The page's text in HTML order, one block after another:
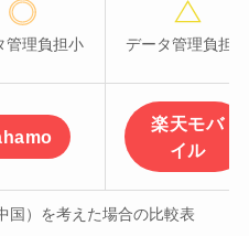
管理負担小 データ管理負担大
楽天モバ
イル
国）を考えた場合の比較表